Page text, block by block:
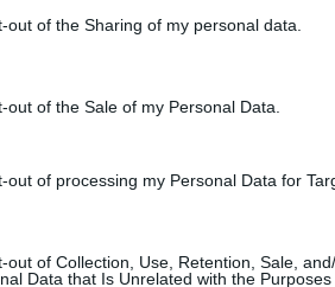
out of the Sharing of my personal data.
out of the Sale of my Personal Data.
out of processing my Personal Data for
out of Collection, Use, Retention, Sale,
Data that Is Unrelated with the